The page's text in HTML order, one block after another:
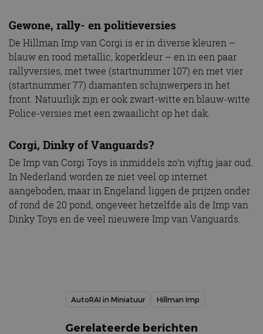
Gewone, rally- en politieversies
De Hillman Imp van Corgi is er in diverse kleuren –
blauw en rood metallic, koperkleur – en in een paar
rallyversies, met twee (startnummer 107) en met vier
(startnummer 77) diamanten schijnwerpers in het
front. Natuurlijk zijn er ook zwart-witte en blauw-witte
Police-versies met een zwaailicht op het dak.
Corgi, Dinky of Vanguards?
De Imp van Corgi Toys is inmiddels zo’n vijftig jaar oud.
In Nederland worden ze niet veel op internet
aangeboden, maar in Engeland liggen de prijzen onder
of rond de 20 pond, ongeveer hetzelfde als de Imp van
Dinky Toys en de veel nieuwere Imp van Vanguards.
AutoRAI in Miniatuur Hillman Imp
Gerelateerde berichten